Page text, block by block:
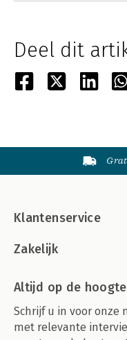
Deel dit
Klantenservice
Zakelijk
Altijd op de hoogte
Schrijf u in voor onze
met relevante